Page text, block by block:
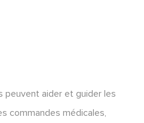
peuvent aider et guider les
commandes médicales,